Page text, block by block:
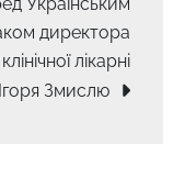
директора
лікарні
Ігоря Змислю